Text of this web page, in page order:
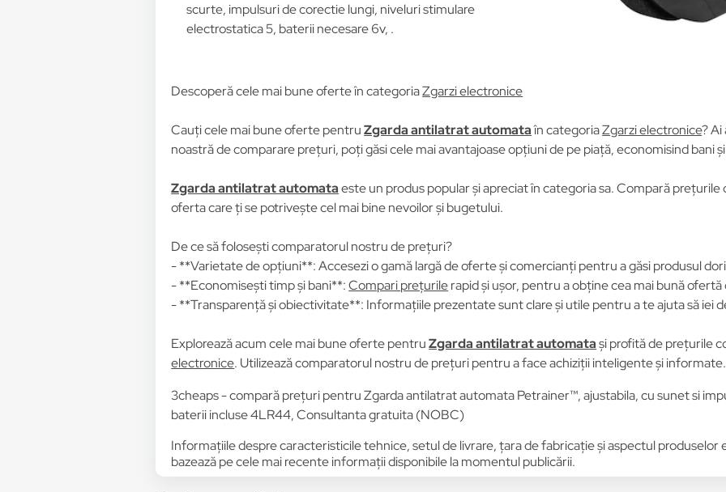
scurte, impulsuri de corectie lungi, niveluri stimulare
electrostatica 5, baterii necesare 6v, .
Descoperă cele mai bune oferte în categoriaZgarzi electronice
Cauți cele mai bune oferte pentruZgarda antilatrat automataîn categoriaZgarzi electronice?
noastră de comparare prețuri, poți găsi cele mai avantajoase opțiuni de pe piață, economisind bani
Zgarda antilatrat automataeste un produs popular și apreciat în categoria sa. Compară
oferta care ți se potrivește cel mai bine nevoilor și bugetului.
De ce să folosești comparatorul nostru de prețuri?
- **Varietate de opțiuni**: Accesezi o gamă largă de oferte și comercianți pentru a găsi produsul
- **Economisești timp și bani**:Compari prețurilerapid și ușor, pentru a obține cea mai bună ofertă
- **Transparență și obiectivitate**: Informațiile prezentate sunt clare și utile pentru a te ajuta să iei
Explorează acum cele mai bune oferte pentruZgarda antilatrat automatași profită de prețurile
electronice. Utilizează comparatorul nostru de prețuri pentru a face achiziții inteligente și informate.
3cheaps - compară prețuri pentru Zgarda antilatrat automata Petrainer™, ajustabila, cu sunet si
baterii incluse 4LR44, Consultanta gratuita (NOBC)
Informațiile despre caracteristicile tehnice, setul de livrare, țara de fabricație și aspectul
bazează pe cele mai recente informații disponibile la momentul publicării.